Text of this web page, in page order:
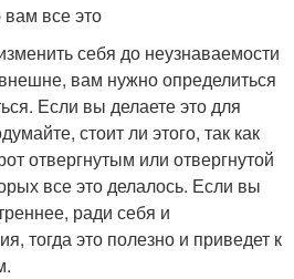
все это
себя до неузнаваемости
вам нужно определиться
Если вы делаете это для
стоит ли этого, так как
отвергнутым или отвергнутой
все это делалось. Если вы
ради себя и
тогда это полезно и приведет к